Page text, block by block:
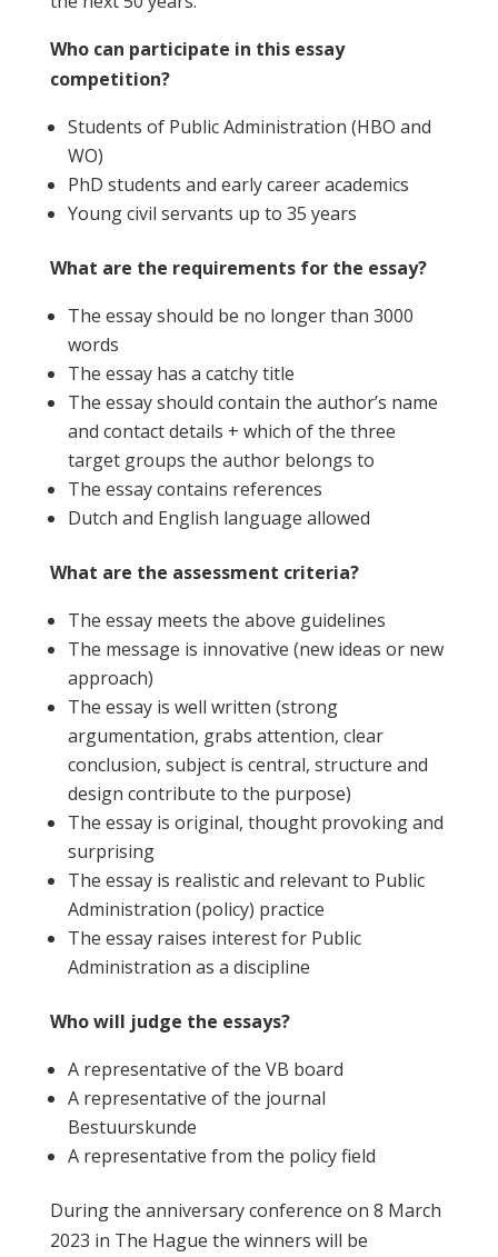
Who can participate in this essay
competition?
Students of Public Administration (HBO and
WO)
PhD students and early career academics
Young civil servants up to 35 years
What are the requirements for the essay?
The essay should be no longer than 3000
words
The essay has a catchy title
The essay should contain the author’s name
and contact details + which of the three
target groups the author belongs to
The essay contains references
Dutch and English language allowed
What are the assessment criteria?
The essay meets the above guidelines
The message is innovative (new ideas or new
approach)
The essay is well written (strong
argumentation, grabs attention, clear
conclusion, subject is central, structure and
design contribute to the purpose)
The essay is original, thought provoking and
surprising
The essay is realistic and relevant to Public
Administration (policy) practice
The essay raises interest for Public
Administration as a discipline
Who will judge the essays?
A representative of the VB board
A representative of the journal
Bestuurskunde
A representative from the policy field
During the anniversary conference on 8 March
2023 in The Hague the winners will be